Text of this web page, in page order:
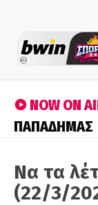
NOW ON
ΠΑΠΑΔΗΜΑΣ
Να τα
(22/3/